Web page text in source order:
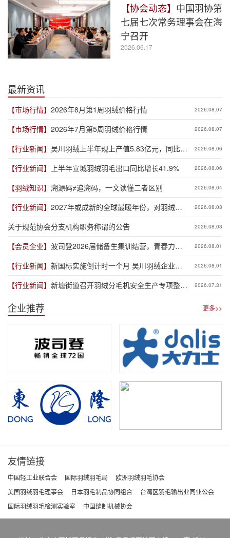
【协会动态】 中国羽协第
七届七次常务理事会在海
宁召开
2026.06.17
最新资讯
【市场行情】 2026年8月第1周羽绒价格行情 2026.08.07
【市场行情】 2026年7月第5周羽绒价格行情 2026.08.07
【行业新闻】 吴川羽绒上半年规上产值5.83亿元，同比增
长19.3%
2026.08.06
【行业新闻】 上半年宣城羽绒羽毛出口同比增长41.9% 2026.08.06
【羽绒知识】 溯源码≠追溯码，一文读懂二者区别 2026.08.04
【行业新闻】 2027年或成新的全球最暖年份，对羽绒产
业有何影响？
2026.08.03
关于规范协会分支机构职务称谓的公告 2026.08.03
【会员企业】 波司登2026届储备生集训结营，青春力量
赋能品牌新程
2026.08.01
【行业新闻】 新国标实施倒计时一个月 吴川羽绒企业集
体“抢跑”新规
2026.08.01
【行业新闻】 新塘街道召开羽绒分毛机安全生产专项整治
推进会
2026.07.31
企业推荐 更多>>
友情链接
中国轻工业联合会 国际羽绒羽毛局
欧洲羽绒羽毛协会
美国羽绒羽毛理事会
日本羽毛制品协同组合
台湾区羽毛输出业同业公会
国际羽绒羽毛检测实验室
中国缝制机械协会